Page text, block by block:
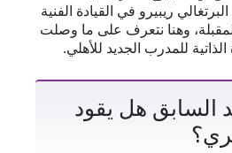
ريبيرو في القيادة الفنية
وهنا نتعرف على ما وصلت
للمدرب الجديد للأهلي.
السابق هل يقود